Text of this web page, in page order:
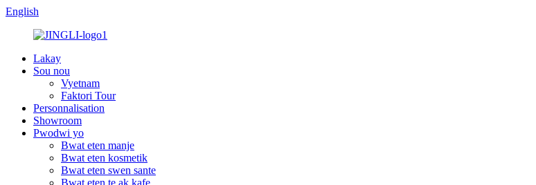
English
Lakay
Sou nou
Vyetnam
Faktori Tour
Personnalisation
Showroom
Pwodwi yo
Bwat eten manje
Bwat eten kosmetik
Bwat eten swen sante
Bwat eten te ak kafe